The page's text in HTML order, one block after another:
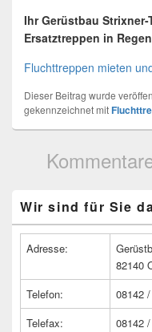
Ihr Gerüstbau
Ersatztreppen in
Fluchttreppen mieten
Dieser Beitrag wurde
gekennzeichnet mit
Seitenleisten
Widget-
Wir sind für Sie
Adresse:
82140
Telefon:
08142
Telefax:
08142